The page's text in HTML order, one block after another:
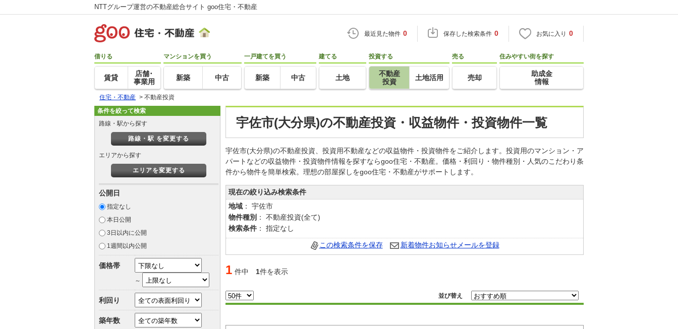
NTTグループ運営の不動産総合サイト goo住宅・不動産
最近見た物件 0 保存した検索条件 0 お気に入り 0
借りる
賃貸
店舗･
事業用
マンションを買う
新築 中古
一戸建てを買う
新築 中古
建てる
土地
投資する
不動産
投資
土地活用
売る
売却
住みやすい街を探す
助成金
情報
住宅・不動産 > 不動産投資
宇佐市(大分県)の不動産投資・収益物件・投資物件一覧
宇佐市(大分県)の不動産投資、投資用不動産などの収益物件・投資物件をご紹介します。投資用のマンション・ア
パートなどの収益物件・投資物件情報を探すならgoo住宅・不動産。価格・利回り・物件種別・人気のこだわり条
件から物件を簡単検索。理想の部屋探しをgoo住宅・不動産がサポートします。
現在の絞り込み検索条件
地域 ： 宇佐市
物件種別 ： 不動産投資(全て)
検索条件 ： 指定なし
この検索条件を保存 新着物件お知らせメールを登録
1 件中 1件を表示
並び替え
条件を絞って検索
路線・駅から探す
路線・駅 を変更する
エリアから探す
エリアを変更する
公開日
指定なし
本日公開
3日以内に公開
1週間以内公開
価格帯
～
利回り
築年数